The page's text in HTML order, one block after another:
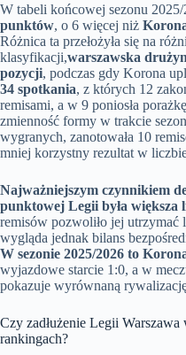
W tabeli końcowej sezonu
punktów, o 6 więcej niż
Różnica ta przełożyła się na
klasyfikacji,warszawska
pozycji, podczas gdy Korona
34 spotkania, z których 12
remisami, a w 9 poniosła
zmienność formy w trakcie
wygranych, zanotowała 10
mniej korzystny rezultat w
Najważniejszym czynnikiem
punktowej Legii była
remisów pozwoliło jej utrzymać
wygląda jednak bilans
W sezonie 2025/2026 to
wyjazdowe starcie 1:0, a w
pokazuje wyrównaną
Czy zadłużenie Legii
rankingach?